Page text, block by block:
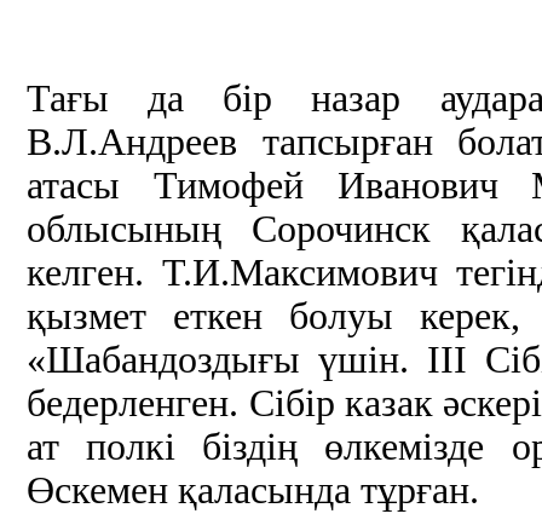
Тағы да бір назар
В.Л.Андреев тапсырған
атасы Тимофей Иванович
облысының Сорочинск
келген. Т.И.Максимович
қызмет еткен болуы керек,
«Шабандоздығы үшін. ІІІ
бедерленген. Сібір казак
ат полкі біздің өлкемізде
Өскемен қаласында тұрған.